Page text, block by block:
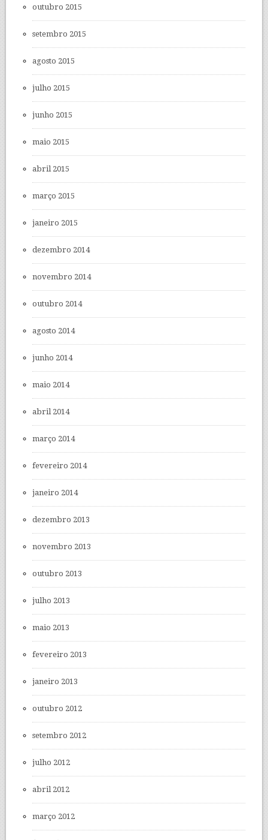
outubro 2015
setembro 2015
agosto 2015
julho 2015
junho 2015
maio 2015
abril 2015
março 2015
janeiro 2015
dezembro 2014
novembro 2014
outubro 2014
agosto 2014
junho 2014
maio 2014
abril 2014
março 2014
fevereiro 2014
janeiro 2014
dezembro 2013
novembro 2013
outubro 2013
julho 2013
maio 2013
fevereiro 2013
janeiro 2013
outubro 2012
setembro 2012
julho 2012
abril 2012
março 2012